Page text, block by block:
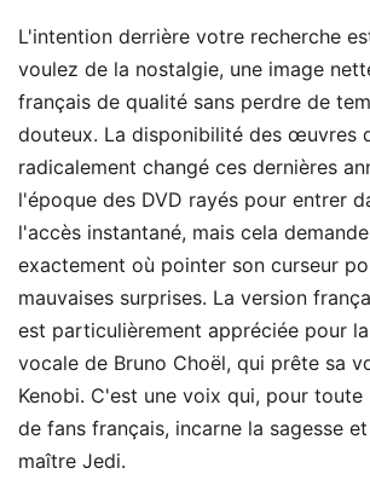
L'intention derrière votre recherche
voulez de la nostalgie, une image
français de qualité sans perdre de
douteux. La disponibilité des œuvres
radicalement changé ces dernières
l'époque des DVD rayés pour entrer
l'accès instantané, mais cela
exactement où pointer son curseur
mauvaises surprises. La version
est particulièrement appréciée pour
vocale de Bruno Choël, qui prête sa
Kenobi. C'est une voix qui, pour toute
de fans français, incarne la sagesse
maître Jedi.